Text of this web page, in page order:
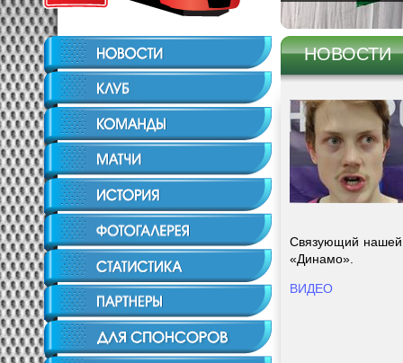
НОВОСТИ
Связующий нашей
«Динамо».
ВИДЕО